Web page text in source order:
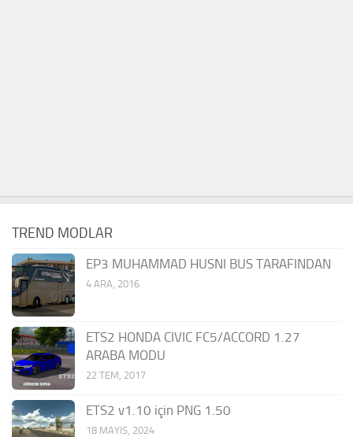
TREND MODLAR
EP3 MUHAMMAD HUSNI BUS TARAFINDAN
4 ARA, 2016
ETS2 HONDA CIVIC FC5/ACCORD 1.27
ARABA MODU
22 TEM, 2017
ETS2 v1.10 için PNG 1.50
18 MAYIS, 2024